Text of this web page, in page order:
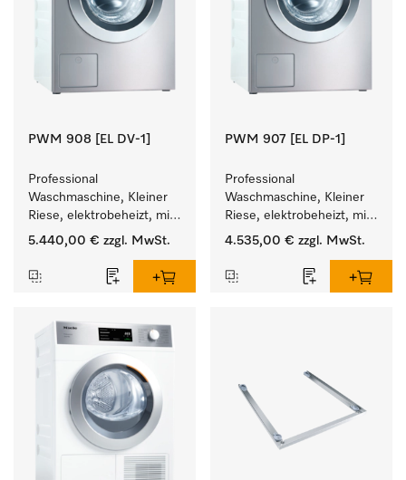
PWM 908 [EL DV-1]
Professional
Waschmaschine, Kleiner
Riese, elektrobeheizt, mit
Ablaufventil und
Programmen.
Leistung 8 kg  in 49 min .
5.440,00 € zzgl. MwSt.
PWM 907 [EL DP-1]
Professional
Waschmaschine, Kleiner
Riese, elektrobeheizt, mit
Ablaufpumpe und
Programmen.
Leistung 7 kg  in 49 min .
4.535,00 € zzgl. MwSt.